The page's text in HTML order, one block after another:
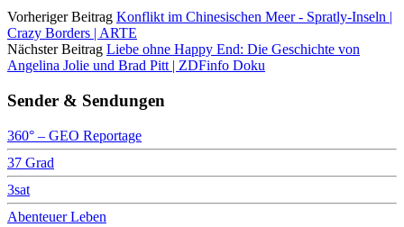
Vorheriger Beitrag Konflikt im Chinesischen Meer - Spratly-Inseln |
Crazy Borders | ARTE
Nächster Beitrag Liebe ohne Happy End: Die Geschichte von
Angelina Jolie und Brad Pitt | ZDFinfo Doku
Sender & Sendungen
360° – GEO Reportage
37 Grad
3sat
Abenteuer Leben